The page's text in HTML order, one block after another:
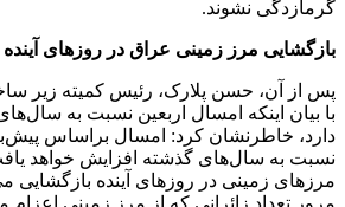
گرمازدگی نشوند.
بازگشایی مرز زمینی عراق در روزهای آینده
پس از آن، حسن پلارک، رئیس کمیته زیر
با بیان اینکه امسال اربعین نسبت به
دارد، خاطرنشان کرد: امسال ‌براساس
نسبت به سال‌های گذشته‌ افزایش خواهد
مرزهای زمینی در روزهای آینده
مرور تعداد زائرانی که از مرز زمینی